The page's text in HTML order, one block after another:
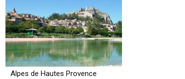
Alpes de Hautes Provence